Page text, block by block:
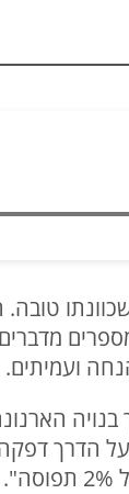
בנויה
על הדרך